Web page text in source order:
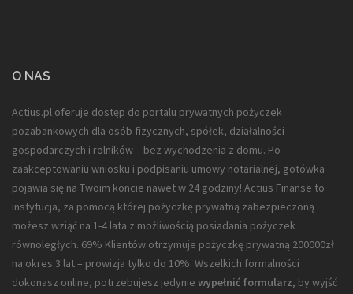
O NAS
Actius.pl oferuje dostęp do portalu prywatnych pożyczek
pozabankowych dla osób fizycznych, spółek, działalności
gospodarczych i rolników– bez wychodzenia z domu. Po
zaakceptowaniu wniosku i podpisaniu umowy notarialnej, gotówka
pojawia się na Twoim koncie nawet w 24 godziny! Actius Finanse to
instytucja, za pomocą której pożyczkę prywatną zabezpieczoną
możesz wziąć na 1-4 lata z możliwością posiadania pożyczek
równoległych. 69% Klientów otrzymuje pożyczkę prywatną 200000zł
na okres 3 lat – prowizja tylko do 10%. Wszelkich formalności
dokonasz online, potrzebujesz jedynie wypełnić formularz, by wyjść